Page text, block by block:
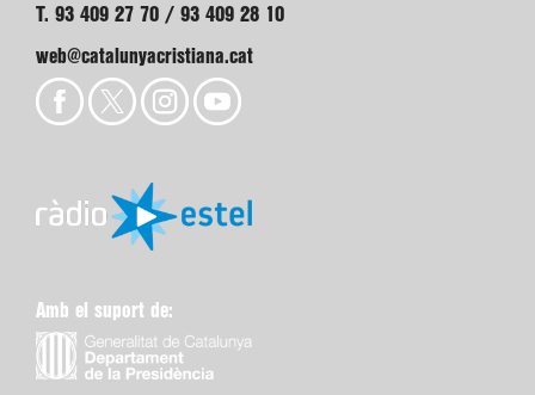
T. 93 409 27 70 / 93 409 28 10
web@catalunyacristiana.cat
Amb el suport de: